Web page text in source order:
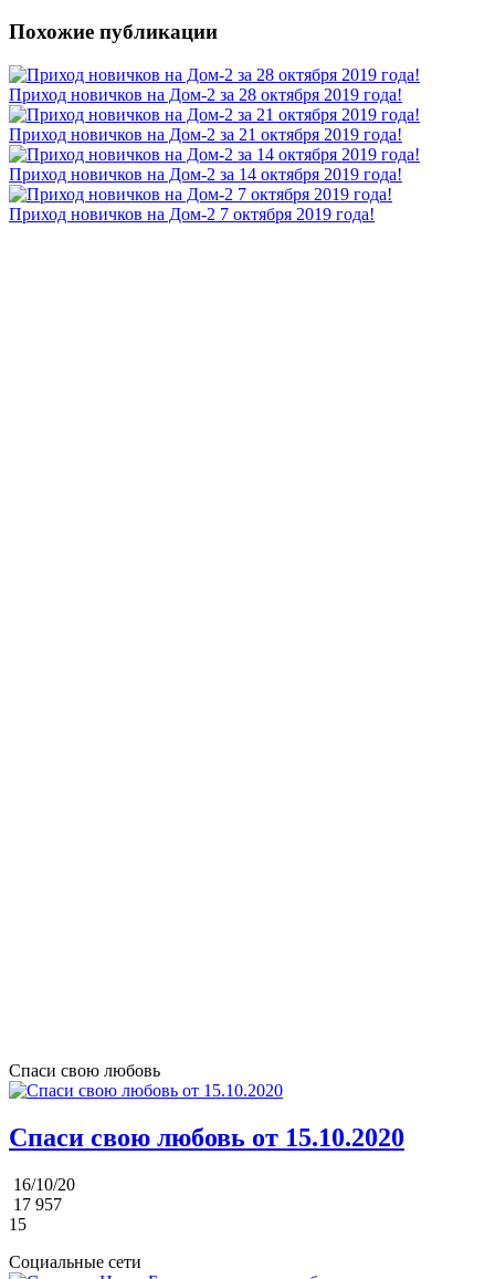
Похожие публикации
Приход новичков на Дом-2 за 28 октября 2019 года!
Приход новичков на Дом-2 за 21 октября 2019 года!
Приход новичков на Дом-2 за 14 октября 2019 года!
Приход новичков на Дом-2 7 октября 2019 года!
Спаси свою любовь
Спаси свою любовь от 15.10.2020
16/10/20
17 957
15
Социальные сети